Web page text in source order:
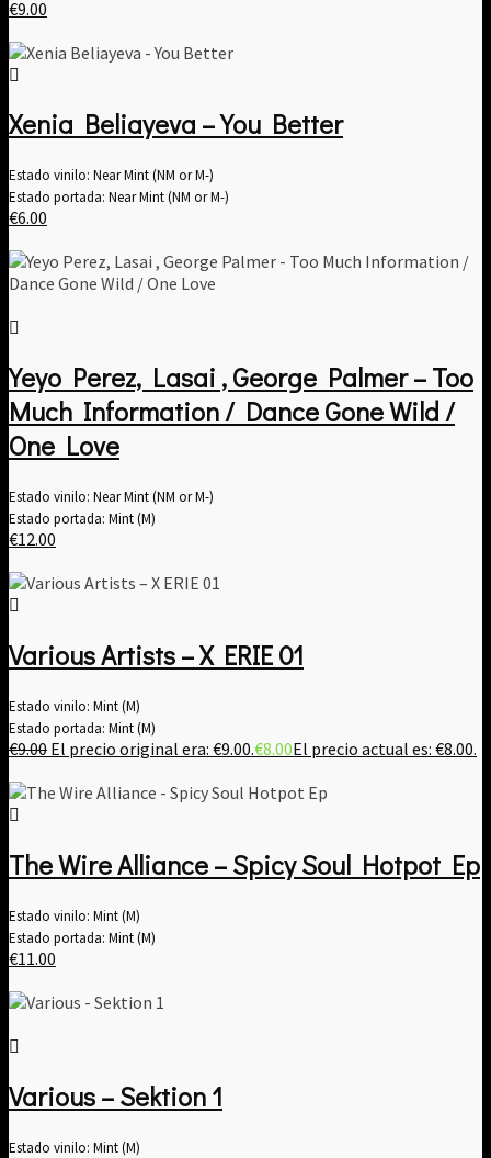
€9.00
Xenia Beliayeva – You Better
Estado vinilo: Near Mint (NM or M-)
Estado portada: Near Mint (NM or M-)
€6.00
Yeyo Perez, Lasai , George Palmer – Too
Much Information / Dance Gone Wild /
One Love
Estado vinilo: Near Mint (NM or M-)
Estado portada: Mint (M)
€12.00
Various Artists ‎– X ERIE 01
Estado vinilo: Mint (M)
Estado portada: Mint (M)
€9.00 El precio original era: €9.00.€8.00El precio actual es: €8.00.
The Wire Alliance – Spicy Soul Hotpot Ep
Estado vinilo: Mint (M)
Estado portada: Mint (M)
€11.00
Various – Sektion 1
Estado vinilo: Mint (M)